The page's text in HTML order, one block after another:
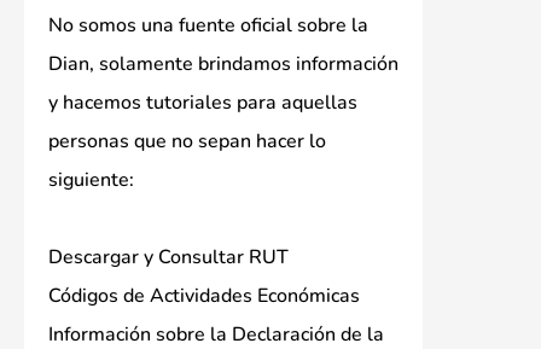
No somos una fuente oficial sobre la
Dian, solamente brindamos información
y hacemos tutoriales para aquellas
personas que no sepan hacer lo
siguiente:
Descargar y Consultar RUT
Códigos de Actividades Económicas
Información sobre la Declaración de la